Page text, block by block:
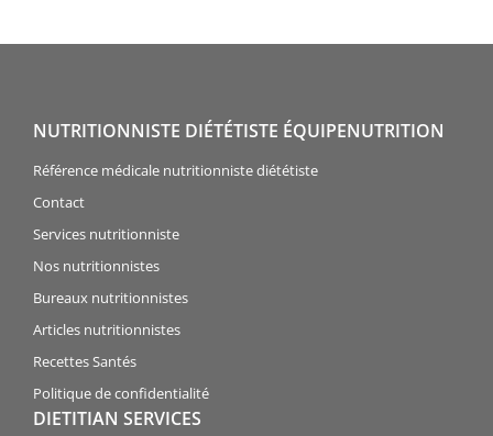
NUTRITIONNISTE DIÉTÉTISTE ÉQUIPENUTRITION
Référence médicale nutritionniste diététiste
Contact
Services nutritionniste
Nos nutritionnistes
Bureaux nutritionnistes
Articles nutritionnistes
Recettes Santés
Politique de confidentialité
DIETITIAN SERVICES